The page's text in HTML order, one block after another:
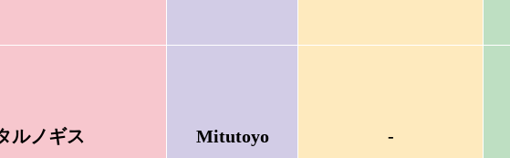
ルノギス Mitutoyo -